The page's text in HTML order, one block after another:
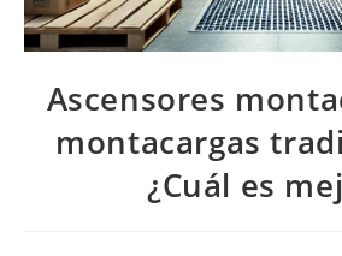
Ascensores
montacargas
¿Cuál es